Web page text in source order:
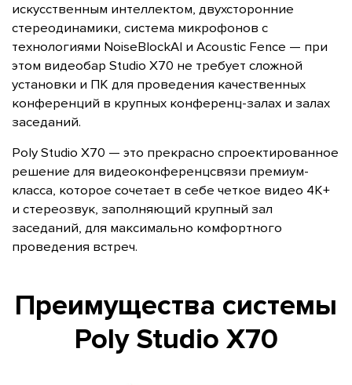
искусственным интеллектом, двухсторонние
стереодинамики, система микрофонов с
технологиями NoiseBlockAI и Acoustic Fence — при
этом видеобар Studio X70 не требует сложной
установки и ПК для проведения качественных
конференций в крупных конференц-залах и залах
заседаний.
Poly Studio X70 — это прекрасно спроектированное
решение для видеоконференцсвязи премиум-
класса, которое сочетает в себе четкое видео 4K+
и стереозвук, заполняющий крупный зал
заседаний, для максимально комфортного
проведения встреч.
Преимущества системы
Poly Studio X70